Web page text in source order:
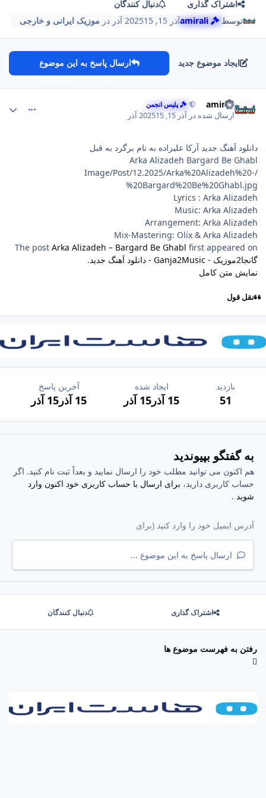
اشتراک گذاری
دنبال کنندگان
توسط
amirali آذر 15, 2025 15 آذر در موزیک ایرانی و خارجی
ایجاد موضوع جدید ارسال پاسخ به این موضوع
amirali پلیس انجمن
ارسال شده در آذر 15, 2025 15 آذر
دانلود آهنگ جدید آرکا علیزاده به نام برگرد به قبل
Arka Alizadeh Bargard Be Ghabl
/Image/Post/12.2025/Arka%20Alizadeh%20-
%20Bargard%20Be%20Ghabl.jpg
Lyrics : Arka Alizadeh
Music: Arka Alizadeh
Arrangement: Arka Alizadeh
Mix-Mastering: Olix & Arka Alizadeh
The post Arka Alizadeh – Bargard Be Ghabl first appeared on
گانجا2موزیک - Ganja2Music - دانلود آهنگ جدید
.
نمایش متن کامل
نقل قول
بازدید
51
ایجاد شده
15 آذر 15 آذر
آخرین پاسخ
15 آذر 15 آذر
به گفتگو بپیوندید
هم اکنون می توانید مطلب خود را ارسال نمایید و بعداً ثبت نام کنید. اگر
حساب کاربری دارید، برای ارسال با حساب کاربری خود اکنون وارد
شوید .
ارسال پاسخ به این موضوع ...
اشتراک گذاری دنبال کنندگان
رفتن به فهرست موضوع ها